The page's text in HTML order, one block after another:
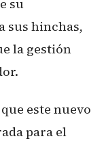
su
sus hinchas,
la gestión
este nuevo
para el